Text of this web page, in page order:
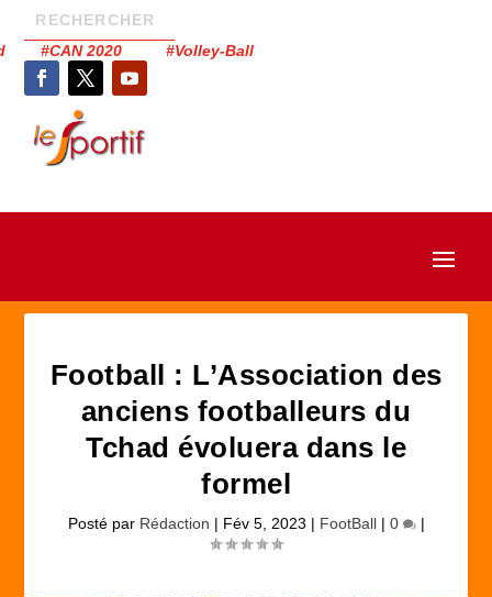
#CAN 2020 #Volley-Ball
Football : L’Association des
anciens footballeurs du
Tchad évoluera dans le
formel
Posté par Rédaction | Fév 5, 2023 | FootBall| 0 |